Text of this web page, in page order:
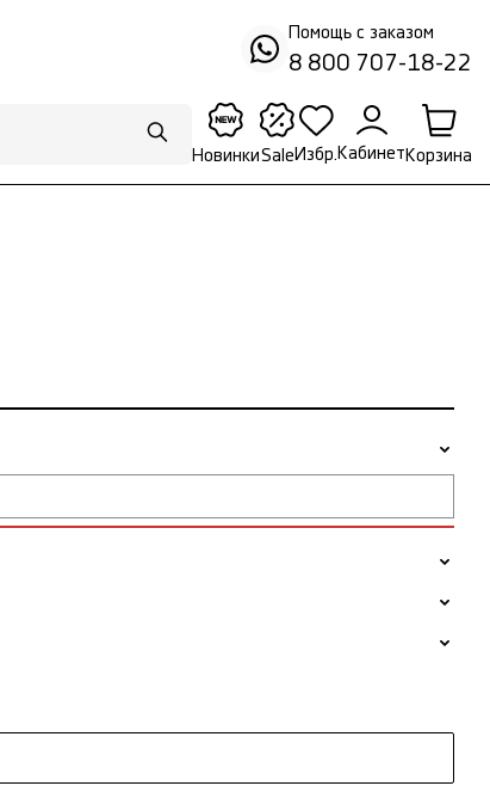
Помощь с заказом
8 800 707-18-22
НовинкиSale Избр. Кабинет Корзина